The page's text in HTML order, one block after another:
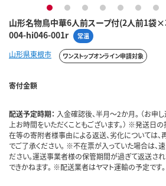
山形名物鳥中華6人前スープ付(2人前1
004-hi046-001r
常温
1 2 3 4 5 6 7
山形県東根市 ワンストップオンライン申請対象
寄付金額
配送予定時期： 入金確認後、半月～2か月。 （お申
上お時間をいただくこともございます。） ※発送日
在等の寄附者様事由による返送、劣化については、
でご了承ください。 ※不在票が入っていた場合は、
ださい。運送事業者様の保管期間が過ぎて返送さ
できかねます。 ※配送業者はヤマト運輸の予定です。